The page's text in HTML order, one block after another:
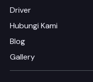
Driver
Hubungi Kami
Blog
Gallery